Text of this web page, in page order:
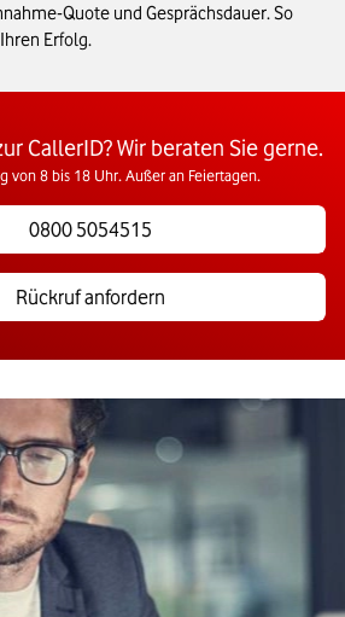
Quote und Gesprächsdauer. So
Erfolg.
CallerID? Wir beraten Sie gerne.
von 8 bis 18 Uhr. Außer an Feiertagen.
0800 5054515
Rückruf anfordern